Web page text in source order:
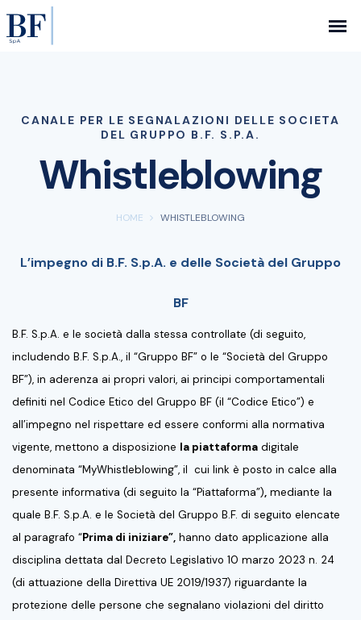
CANALE PER LE SEGNALAZIONI DELLE SOCIETA
DEL GRUPPO B.F. S.P.A.
Whistleblowing
HOME WHISTLEBLOWING
L’impegno di B.F. S.p.A. e delle Società del Gruppo
BF
B.F. S.p.A. e le società dalla stessa controllate (di seguito,
includendo B.F. S.p.A., il “Gruppo BF” o le “Società del Gruppo
BF”), in aderenza ai propri valori, ai principi comportamentali
definiti nel Codice Etico del Gruppo BF (il “Codice Etico”) e
all’impegno nel rispettare ed essere conformi alla normativa
vigente, mettono a disposizione la piattaforma digitale
denominata “MyWhistleblowing”, il cui link è posto in calce alla
presente informativa (di seguito la “Piattaforma”), mediante la
quale B.F. S.p.A. e le Società del Gruppo B.F. di seguito elencate
al paragrafo “Prima di iniziare”, hanno dato applicazione alla
disciplina dettata dal Decreto Legislativo 10 marzo 2023 n. 24
(di attuazione della Direttiva UE 2019/1937) riguardante la
protezione delle persone che segnalano violazioni del diritto